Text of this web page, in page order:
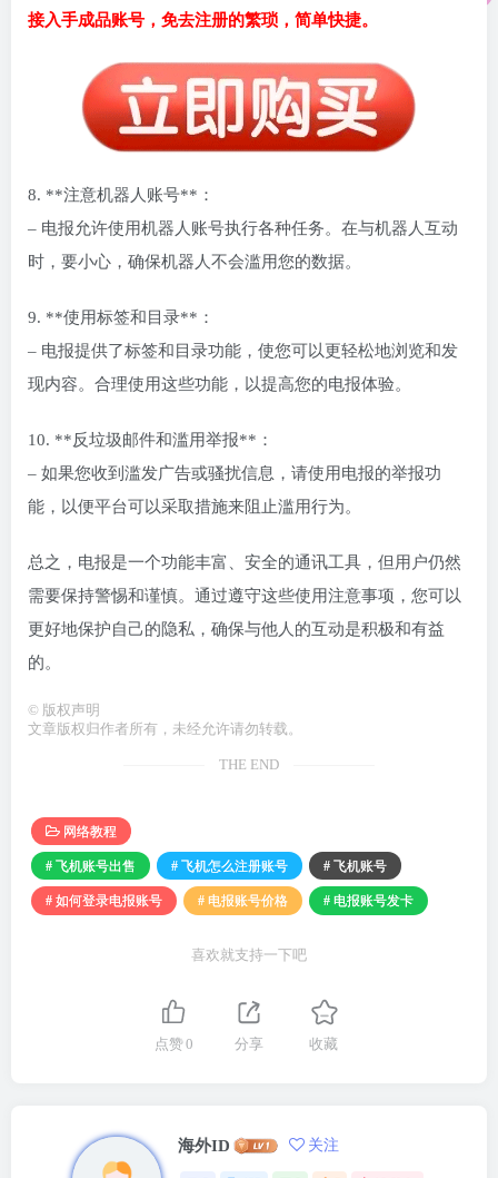
接入手成品账号，免去注册的繁琐，简单快捷。
8. **注意机器人账号**：
– 电报允许使用机器人账号执行各种任务。在与机器人互动
时，要小心，确保机器人不会滥用您的数据。
9. **使用标签和目录**：
– 电报提供了标签和目录功能，使您可以更轻松地浏览和发
现内容。合理使用这些功能，以提高您的电报体验。
10. **反垃圾邮件和滥用举报**：
– 如果您收到滥发广告或骚扰信息，请使用电报的举报功
能，以便平台可以采取措施来阻止滥用行为。
总之，电报是一个功能丰富、安全的通讯工具，但用户仍然
需要保持警惕和谨慎。通过遵守这些使用注意事项，您可以
更好地保护自己的隐私，确保与他人的互动是积极和有益
的。
© 版权声明
文章版权归作者所有，未经允许请勿转载。
THE END
网络教程
# 飞机账号出售 # 飞机怎么注册账号 # 飞机账号
# 如何登录电报账号 # 电报账号价格 # 电报账号发卡
喜欢就支持一下吧
点赞0 分享 收藏
海外ID 关注